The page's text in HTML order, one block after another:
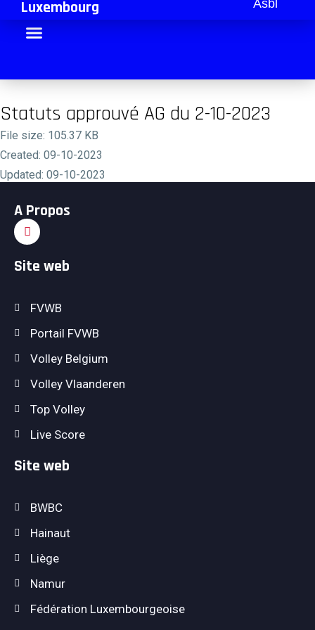
Luxembourg Asbl
Statuts approuvé AG du 2-10-2023
File size: 105.37 KB
Created: 09-10-2023
Updated: 09-10-2023
Download
A Propos
Site web
FVWB
Portail FVWB
Volley Belgium
Volley Vlaanderen
Top Volley
Live Score
Site web
BWBC
Hainaut
Liège
Namur
Fédération Luxembourgeoise